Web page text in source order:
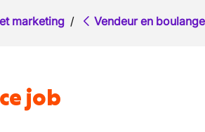
marketing / Vendeur en
job